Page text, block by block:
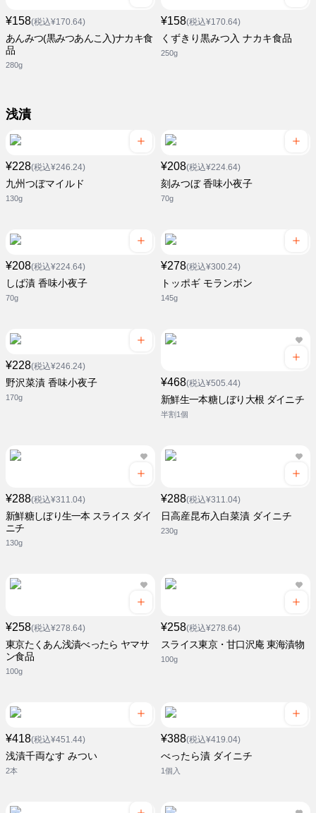
¥158(税込¥170.64)
あんみつ(黒みつあんこ入)ナカキ食
品
280g
¥158(税込¥170.64)
くずきり黒みつ入 ナカキ食品
250g
浅漬
¥228(税込¥246.24)
九州つぼマイルド
130g
¥208(税込¥224.64)
刻みつぼ 香味小夜子
70g
¥208(税込¥224.64)
しば漬 香味小夜子
70g
¥278(税込¥300.24)
トッポギ モランボン
145g
¥228(税込¥246.24)
野沢菜漬 香味小夜子
170g
¥468(税込¥505.44)
新鮮生一本糖しぼり大根 ダイニチ
半割1個
¥288(税込¥311.04)
新鮮糖しぼり生一本 スライス ダイ
ニチ
130g
¥288(税込¥311.04)
日高産昆布入白菜漬 ダイニチ
230g
¥258(税込¥278.64)
東京たくあん浅漬べったら ヤマサ
ン食品
100g
¥258(税込¥278.64)
スライス東京・甘口沢庵 東海漬物
100g
¥418(税込¥451.44)
浅漬千両なす みつい
2本
¥388(税込¥419.04)
べったら漬 ダイニチ
1個入